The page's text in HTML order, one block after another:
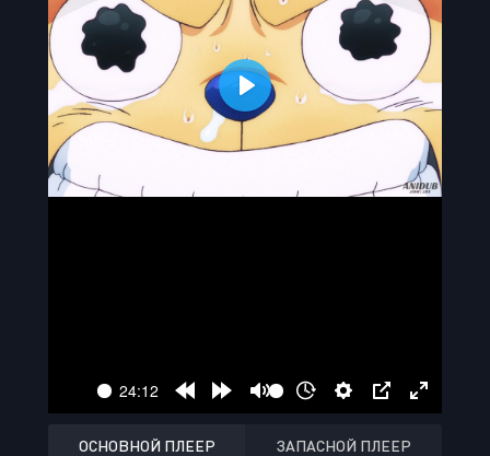
ОСНОВНОЙ ПЛЕЕР ЗАПАСНОЙ ПЛЕЕР